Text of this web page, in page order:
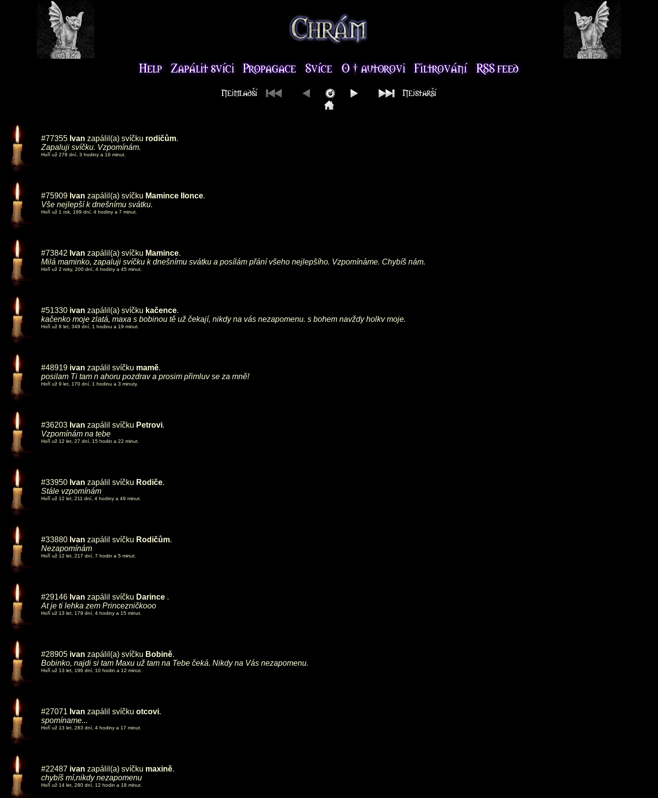
#77355 Ivan zapálil(a) svíčku rodičům.
Zapaluji svíčku. Vzpomínám.
Hoří už 278 dní, 3 hodiny a 16 minut.
#75909 Ivan zapálil(a) svíčku Mamince Ilonce.
Vše nejlepší k dnešnímu svátku.
Hoří už 1 rok, 199 dní, 4 hodiny a 7 minut.
#73842 Ivan zapálil(a) svíčku Mamince.
Milá maminko, zapaluji svíčku k dnešnímu svátku a posílám přání všeho nejlepšího. Vzpomínáme. Chybíš nám.
Hoří už 2 roky, 200 dní, 4 hodiny a 45 minut.
#51330 ivan zapálil(a) svíčku kačence.
kačenko moje zlatá, maxa s bobinou tě už čekají, nikdy na vás nezapomenu. s bohem navždy holkv moje.
Hoří už 8 let, 349 dní, 1 hodinu a 19 minut.
#48919 ivan zapálil svíčku mamě.
posilam Ti tam n ahoru pozdrav a prosim přimluv se za mně!
Hoří už 9 let, 170 dní, 1 hodinu a 3 minuty.
#36203 Ivan zapálil svíčku Petrovi.
Vzpomínám na tebe
Hoří už 12 let, 27 dní, 15 hodin a 22 minut.
#33950 Ivan zapálil svíčku Rodiče.
Stále vzpomínám
Hoří už 12 let, 211 dní, 4 hodiny a 49 minut.
#33880 Ivan zapálil svíčku Rodičům.
Nezapomínám
Hoří už 12 let, 217 dní, 7 hodin a 5 minut.
#29146 Ivan zapálil svíčku Darince .
At je ti lehka zem Princezničkooo
Hoří už 13 let, 179 dní, 4 hodiny a 15 minut.
#28905 ivan zapálil(a) svíčku Bobině.
Bobinko, najdi si tam Maxu už tam na Tebe čeká. Nikdy na Vás nezapomenu.
Hoří už 13 let, 196 dní, 10 hodin a 12 minut.
#27071 Ivan zapálil svíčku otcovi.
spomíname...
Hoří už 13 let, 283 dní, 4 hodiny a 17 minut.
#22487 ivan zapálil(a) svíčku maxině.
chybíš mí,nikdy nezapomenu
Hoří už 14 let, 280 dní, 12 hodin a 18 minut.